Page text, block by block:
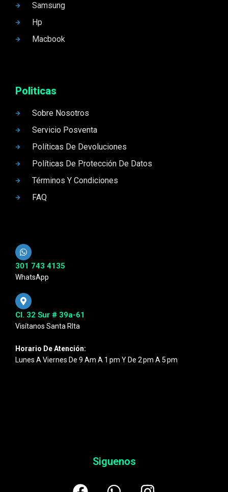
Samsung
Hp
Macbook
Politicas
Sobre Nosotros
Servicio Posventa
Políticas De Devoluciones
Políticas De Protección De Datos
Términos Y Condiciones
FAQ
301 743 4135
WhatsApp
Cl. 32 Sur # 39a-61
Visítanos Santa RIta
Horario De Atención:
Lunes A Viernes De 9 Am A 1 Pm Y De 2 Pm A 5 Pm
Siguenos